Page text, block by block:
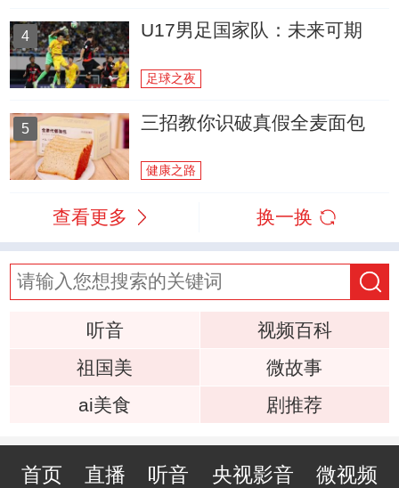
4 U17男足国家队：未来可期
足球之夜
5 三招教你识破真假全麦面包
健康之路
查看更多 换一换
听音
视频百科
祖国美
微故事
ai美食
剧推荐
首页 直播 听音 央视影音 微视频